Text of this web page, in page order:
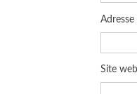
Adresse
Site